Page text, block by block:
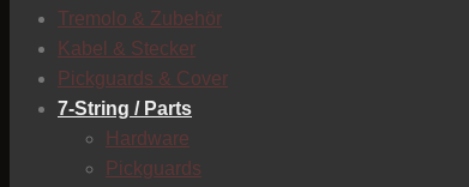
Tremolo & Zubehör
Kabel & Stecker
Pickguards & Cover
7-String / Parts
Hardware
Pickguards